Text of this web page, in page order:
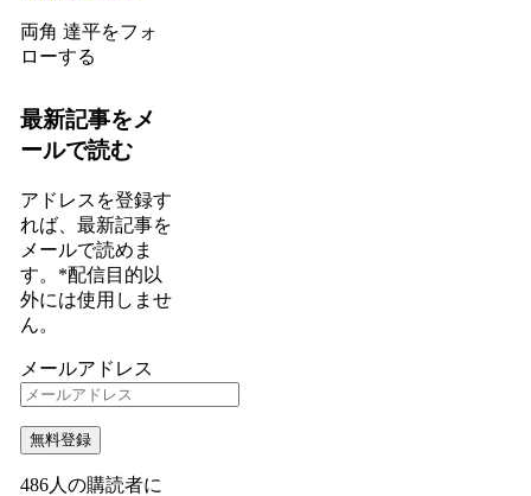
両角 達平をフォ
ローする
最新記事をメ
ールで読む
アドレスを登録す
れば、最新記事を
メールで読めま
す。*配信目的以
外には使用しませ
ん。
メールアドレス
無料登録
486人の購読者に